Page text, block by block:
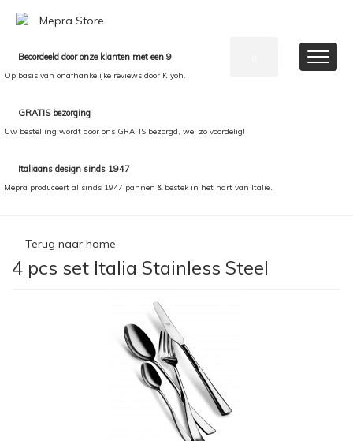
Beoordeeld door onze klanten met een 9
Op basis van onafhankelijke reviews door Kiyoh.
GRATIS bezorging
Uw bestelling wordt door ons GRATIS bezorgd, wel zo voordelig!
Italiaans design sinds 1947
Mepra produceert al sinds 1947 pannen & bestek in het hart van Italië.
Terug naar home
4 pcs set Italia Stainless Steel